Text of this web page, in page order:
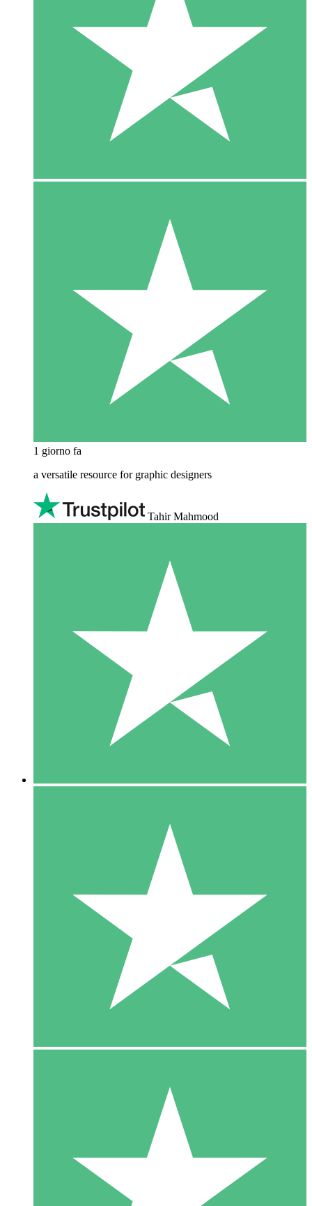
1 giorno fa
a versatile resource for graphic designers
Tahir Mahmood